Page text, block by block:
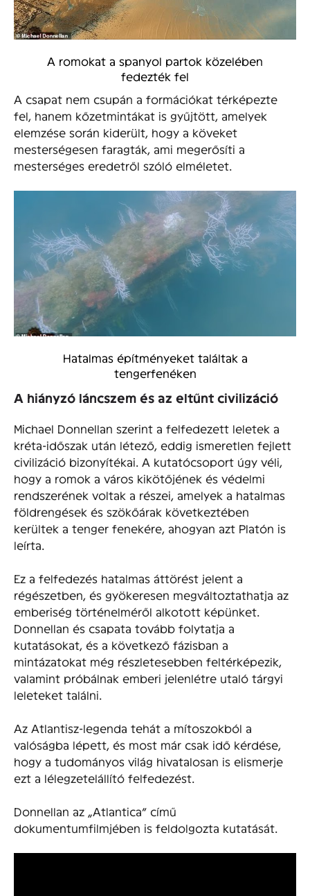
A romokat a spanyol partok közelében
fedezték fel
A csapat nem csupán a formációkat térképezte
fel, hanem kőzetmintákat is gyűjtött, amelyek
elemzése során kiderült, hogy a köveket
mesterségesen faragták, ami megerősíti a
mesterséges eredetről szóló elméletet.
Hatalmas építményeket találtak a
tengerfenéken
A hiányzó láncszem és az eltűnt civilizáció
Michael Donnellan szerint a felfedezett leletek a
kréta-időszak után létező, eddig ismeretlen fejlett
civilizáció bizonyítékai. A kutatócsoport úgy véli,
hogy a romok a város kikötőjének és védelmi
rendszerének voltak a részei, amelyek a hatalmas
földrengések és szökőárak következtében
kerültek a tenger fenekére, ahogyan azt Platón is
leírta.
Ez a felfedezés hatalmas áttörést jelent a
régészetben, és gyökeresen megváltoztathatja az
emberiség történelméről alkotott képünket.
Donnellan és csapata tovább folytatja a
kutatásokat, és a következő fázisban a
mintázatokat még részletesebben feltérképezik,
valamint próbálnak emberi jelenlétre utaló tárgyi
leleteket találni.
Az Atlantisz-legenda tehát a mítoszokból a
valóságba lépett, és most már csak idő kérdése,
hogy a tudományos világ hivatalosan is elismerje
ezt a lélegzetelállító felfedezést.
Donnellan az „Atlantica” című
dokumentumfilmjében is feldolgozta kutatását.